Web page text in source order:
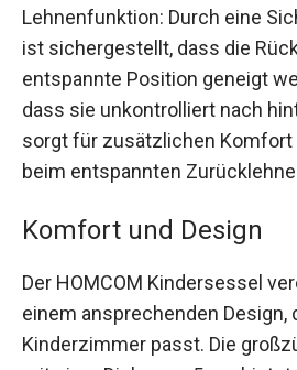
Lehnenfunktion: Durch eine
ist sichergestellt, dass die
entspannte Position geneigt
dass sie unkontrolliert nach
sorgt für zusätzlichen Komfort
beim entspannten
Komfort und Design
Der HOMCOM Kindersessel
einem ansprechenden Design,
Kinderzimmer passt. Die